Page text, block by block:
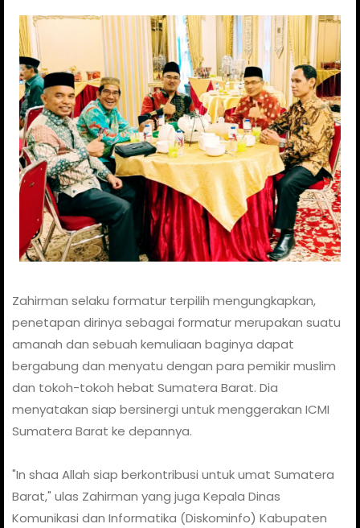
Zahirman selaku formatur terpilih mengungkapkan,
penetapan dirinya sebagai formatur merupakan suatu
amanah dan sebuah kemuliaan baginya dapat
bergabung dan menyatu dengan para pemikir muslim
dan tokoh-tokoh hebat Sumatera Barat. Dia
menyatakan siap bersinergi untuk menggerakan ICMI
Sumatera Barat ke depannya.
"In shaa Allah siap berkontribusi untuk umat Sumatera
Barat," ulas Zahirman yang juga Kepala Dinas
Komunikasi dan Informatika (Diskominfo) Kabupaten